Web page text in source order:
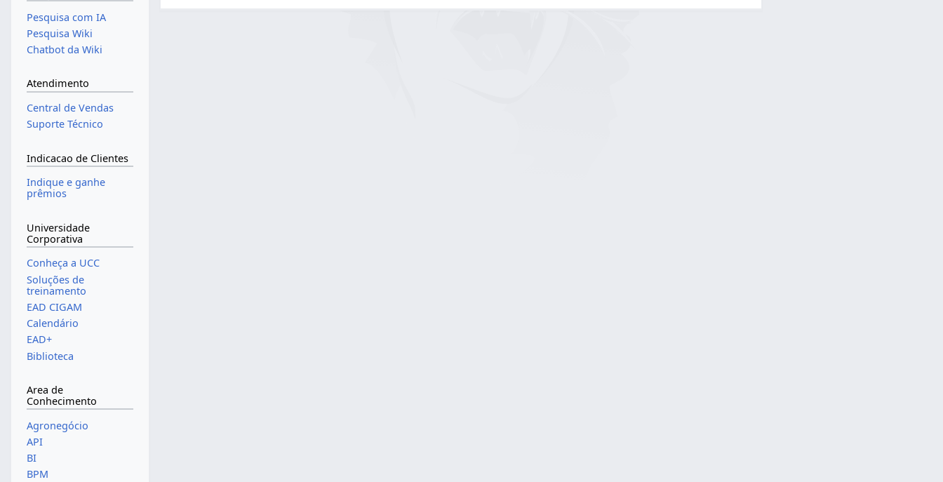
Pesquisa com IA
Pesquisa Wiki
Chatbot da Wiki
Atendimento
Central de Vendas
Suporte Técnico
Indicacao de Clientes
Indique e ganhe
prêmios
Universidade
Corporativa
Conheça a UCC
Soluções de
treinamento
EAD CIGAM
Calendário
EAD+
Biblioteca
Area de
Conhecimento
Agronegócio
API
BI
BPM